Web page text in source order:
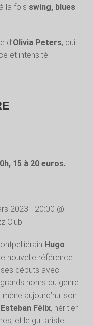
la fois swing, blues
d’Olivia Peters, qui
et intensité.
15 à 20 euros.
Hugo
nouvelle référence
débuts avec
noms du genre.
aujourd’hui son
Esteban Félix, héritier
et le guitariste